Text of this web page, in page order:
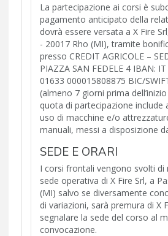
La partecipazione ai corsi è
pagamento anticipato della
dovrà essere versata a X Fire
- 20017 Rho (MI), tramite
presso CREDIT AGRICOLE –
PIAZZA SAN FEDELE 4 IBAN:
01633 000015808875 BIC/
(almeno 7 giorni prima
quota di partecipazione include
uso di macchine e/o
manuali, messi a disposizione
SEDE E ORARI
I corsi frontali vengono svolti di
sede operativa di X Fire Srl, a
(MI) salvo se diversamente
di variazioni, sarà premura di X
segnalare la sede del corso al
convocazione.